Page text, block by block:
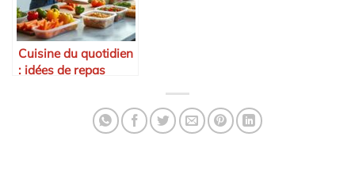
Cuisine du quotidien
: idées de repas